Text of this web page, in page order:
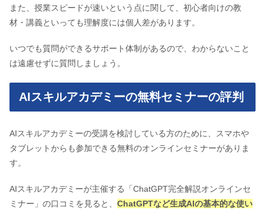
また、授業スピードが速いという点に関して、初心者向けの教
材・講義といっても理解度には個人差があります。
いつでも質問ができるサポート体制があるので、わからないこと
は遠慮せずに質問しましょう。
AIスキルアカデミーの無料セミナーの評判
AIスキルアカデミーの受講を検討している方のために、スマホや
タブレットからも参加できる無料のオンラインセミナーがありま
す。
AIスキルアカデミーが主催する「ChatGPT完全解説オンラインセ
ミナー」の口コミを見ると、 ChatGPTなど生成AIの基本的な使い